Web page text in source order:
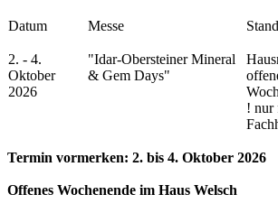
Datum Messe
2. - 4.
Oktober
2026
"Idar-Obersteiner Mineral
& Gem Days"
! nur
Termin vormerken: 2. bis 4. Oktober 2026
Offenes Wochenende im Haus Welsch